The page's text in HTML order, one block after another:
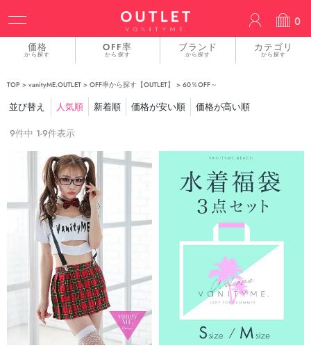
0
価格
から探す
OFF率
から探す
ブランド
から探す
カテゴリ
から探す
TOP vanityME.OUTLET OFF率から探す【OUTLET】 60％OFF～
並び替え 人気順 新着順 価格が安い順
価格が高い順
9件中 1-9件表示